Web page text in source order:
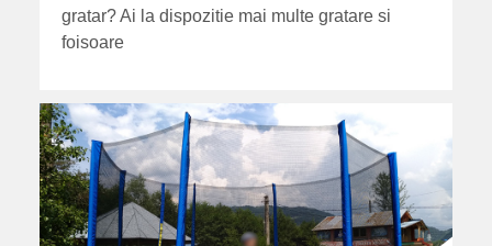
gratar? Ai la dispozitie mai multe gratare si
foisoare